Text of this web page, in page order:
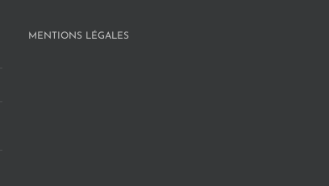
MENTIONS LÉGALES